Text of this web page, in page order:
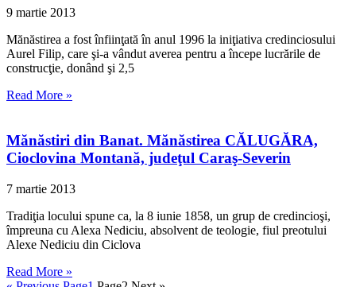
9 martie 2013
Mănăstirea a fost înfiinţată în anul 1996 la iniţiativa credinciosului
Aurel Filip, care şi-a vândut averea pentru a începe lucrările de
construcţie, donând şi 2,5
Read More »
Mănăstiri din Banat. Mănăstirea CĂLUGĂRA,
Cioclovina Montană, judeţul Caraş-Severin
7 martie 2013
Tradiţia locului spune ca, la 8 iunie 1858, un grup de credincioşi,
împreuna cu Alexa Nediciu, absolvent de teologie, fiul preotului
Alexe Nediciu din Ciclova
Read More »